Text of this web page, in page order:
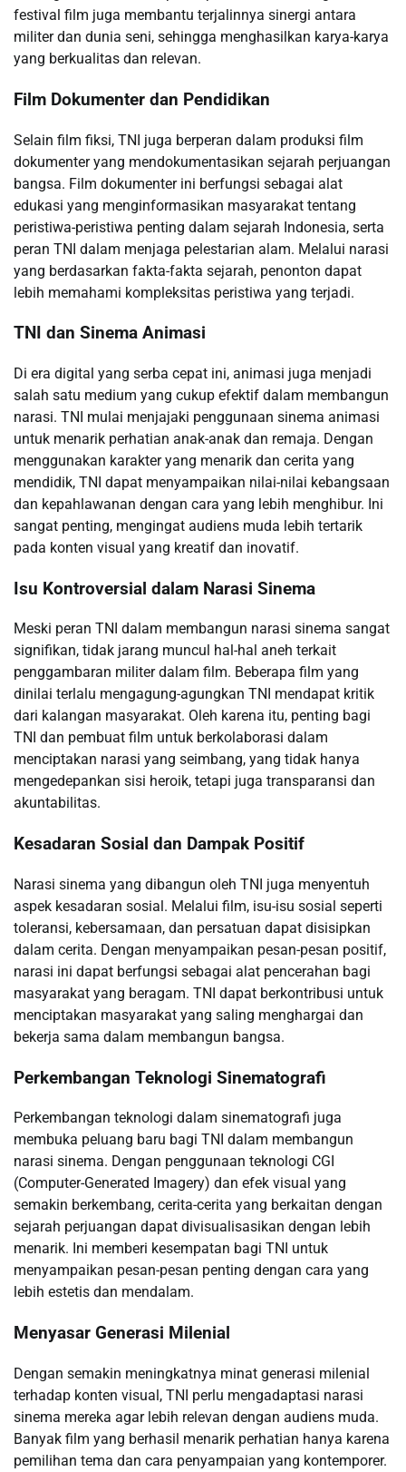
festival film juga membantu terjalinnya sinergi antara
militer dan dunia seni, sehingga menghasilkan karya-karya
yang berkualitas dan relevan.
Film Dokumenter dan Pendidikan
Selain film fiksi, TNI juga berperan dalam produksi film
dokumenter yang mendokumentasikan sejarah perjuangan
bangsa. Film dokumenter ini berfungsi sebagai alat
edukasi yang menginformasikan masyarakat tentang
peristiwa-peristiwa penting dalam sejarah Indonesia, serta
peran TNI dalam menjaga pelestarian alam. Melalui narasi
yang berdasarkan fakta-fakta sejarah, penonton dapat
lebih memahami kompleksitas peristiwa yang terjadi.
TNI dan Sinema Animasi
Di era digital yang serba cepat ini, animasi juga menjadi
salah satu medium yang cukup efektif dalam membangun
narasi. TNI mulai menjajaki penggunaan sinema animasi
untuk menarik perhatian anak-anak dan remaja. Dengan
menggunakan karakter yang menarik dan cerita yang
mendidik, TNI dapat menyampaikan nilai-nilai kebangsaan
dan kepahlawanan dengan cara yang lebih menghibur. Ini
sangat penting, mengingat audiens muda lebih tertarik
pada konten visual yang kreatif dan inovatif.
Isu Kontroversial dalam Narasi Sinema
Meski peran TNI dalam membangun narasi sinema sangat
signifikan, tidak jarang muncul hal-hal aneh terkait
penggambaran militer dalam film. Beberapa film yang
dinilai terlalu mengagung-agungkan TNI mendapat kritik
dari kalangan masyarakat. Oleh karena itu, penting bagi
TNI dan pembuat film untuk berkolaborasi dalam
menciptakan narasi yang seimbang, yang tidak hanya
mengedepankan sisi heroik, tetapi juga transparansi dan
akuntabilitas.
Kesadaran Sosial dan Dampak Positif
Narasi sinema yang dibangun oleh TNI juga menyentuh
aspek kesadaran sosial. Melalui film, isu-isu sosial seperti
toleransi, kebersamaan, dan persatuan dapat disisipkan
dalam cerita. Dengan menyampaikan pesan-pesan positif,
narasi ini dapat berfungsi sebagai alat pencerahan bagi
masyarakat yang beragam. TNI dapat berkontribusi untuk
menciptakan masyarakat yang saling menghargai dan
bekerja sama dalam membangun bangsa.
Perkembangan Teknologi Sinematografi
Perkembangan teknologi dalam sinematografi juga
membuka peluang baru bagi TNI dalam membangun
narasi sinema. Dengan penggunaan teknologi CGI
(Computer-Generated Imagery) dan efek visual yang
semakin berkembang, cerita-cerita yang berkaitan dengan
sejarah perjuangan dapat divisualisasikan dengan lebih
menarik. Ini memberi kesempatan bagi TNI untuk
menyampaikan pesan-pesan penting dengan cara yang
lebih estetis dan mendalam.
Menyasar Generasi Milenial
Dengan semakin meningkatnya minat generasi milenial
terhadap konten visual, TNI perlu mengadaptasi narasi
sinema mereka agar lebih relevan dengan audiens muda.
Banyak film yang berhasil menarik perhatian hanya karena
pemilihan tema dan cara penyampaian yang kontemporer.